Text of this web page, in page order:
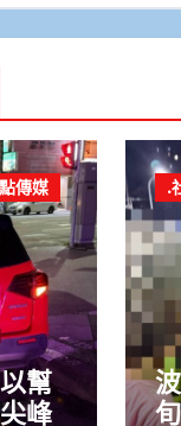
傳媒
幫
峰
.